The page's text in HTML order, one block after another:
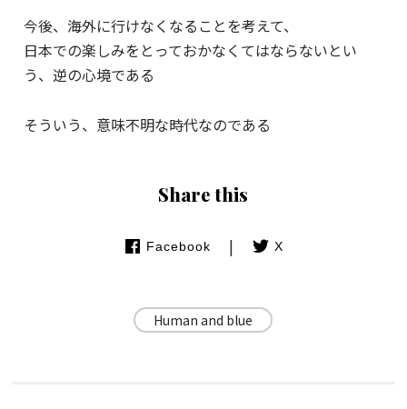
今後、海外に行けなくなることを考えて、
日本での楽しみをとっておかなくてはならないとい
う、逆の心境である
そういう、意味不明な時代なのである
Share this
Facebook | X
Human and blue